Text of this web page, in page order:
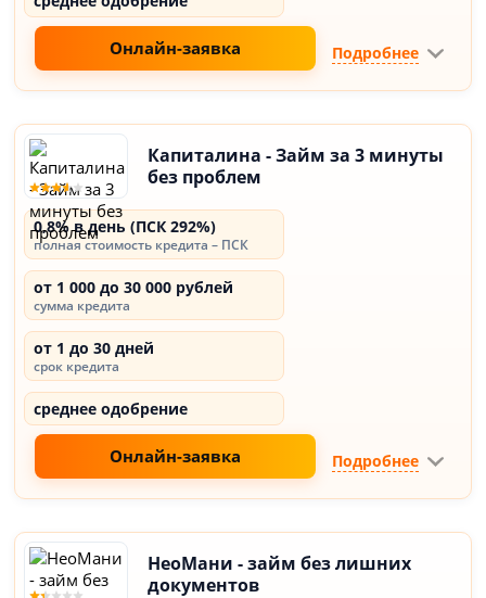
Онлайн-заявка Подробнее
Капиталина - Займ за 3 минуты
без проблем
0,8% в день (ПСК 292%)
полная стоимость кредита – ПСК
от 1 000 до 30 000 рублей
сумма кредита
от 1 до 30 дней
срок кредита
среднее одобрение
Онлайн-заявка Подробнее
НеоМани - займ без лишних
документов